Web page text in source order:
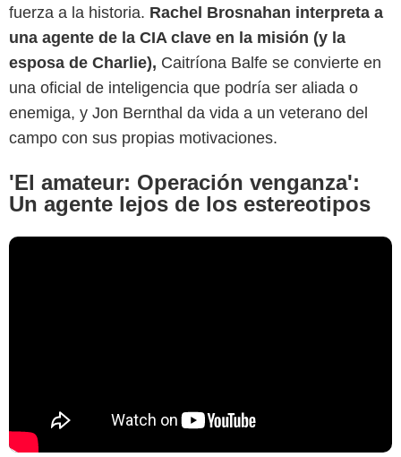
fuerza a la historia. Rachel Brosnahan interpreta a
una agente de la CIA clave en la misión (y la
esposa de Charlie), Caitríona Balfe se convierte en
una oficial de inteligencia que podría ser aliada o
enemiga, y Jon Bernthal da vida a un veterano del
campo con sus propias motivaciones.
'El amateur: Operación venganza':
Un agente lejos de los estereotipos